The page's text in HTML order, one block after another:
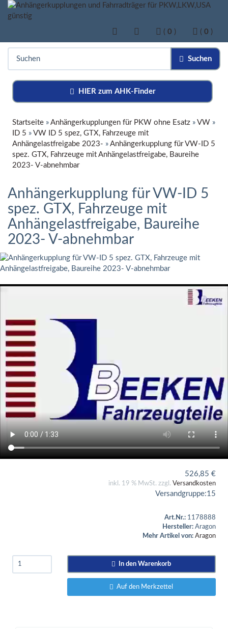
( 0 ) ( 0 )
Suchen
HIER zum AHK-Finder
Startseite » Anhängerkupplungen für PKW ohne Esatz » VW »
ID 5 » VW ID 5 spez, GTX, Fahrzeuge mit
Anhängelastfreigabe 2023- » Anhängerkupplung für VW-ID 5
spez. GTX, Fahrzeuge mit Anhängelastfreigabe, Baureihe
2023- V-abnehmbar
Anhängerkupplung für VW-ID 5
spez. GTX, Fahrzeuge mit
Anhängelastfreigabe, Baureihe
2023- V-abnehmbar
526,85 €
inkl. 19 % MwSt. zzgl. Versandkosten
Versandgruppe:15
Art.Nr.: 1178888
Hersteller: Aragon
Mehr Artikel von: Aragon
In den Warenkorb
Auf den Merkzettel